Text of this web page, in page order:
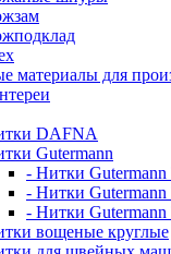
материалы для
DAFNA
Gutermann
- Нитки Gutermann
- Нитки Gutermann
- Нитки Gutermann
вощеные круглые